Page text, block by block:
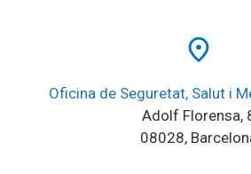
place
Oficina de Seguretat, Salut i
Adolf Florensa,
08028,